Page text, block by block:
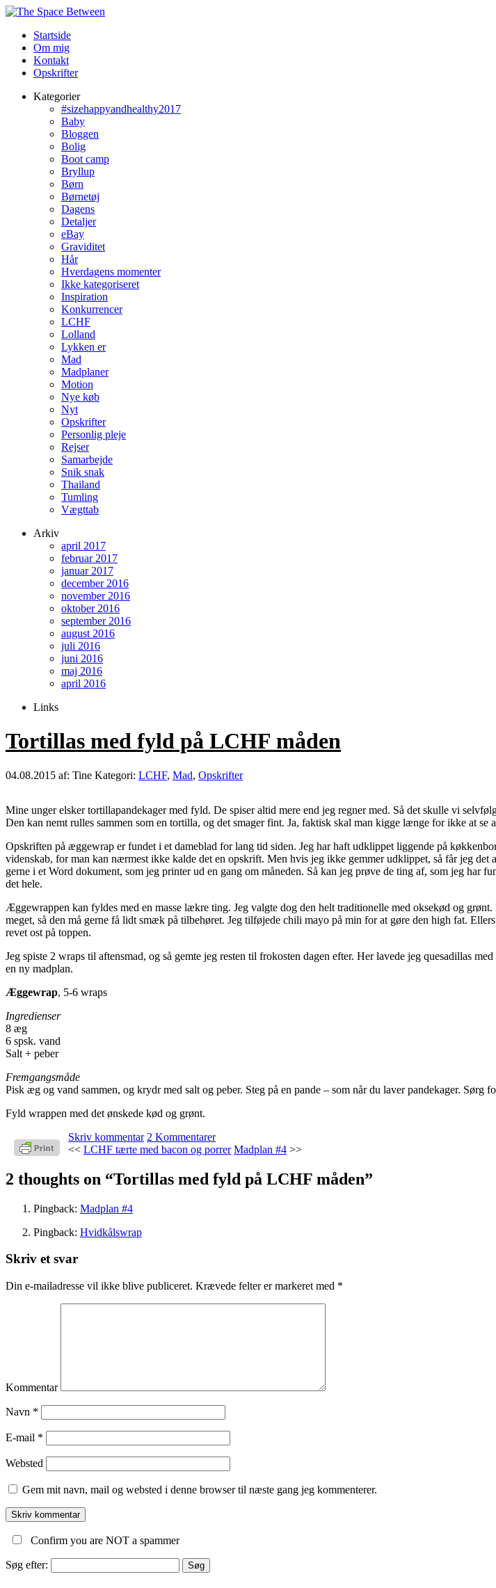
Startside
Om mig
Kontakt
Opskrifter
Kategorier
#sizehappyandhealthy2017
Baby
Bloggen
Bolig
Boot camp
Bryllup
Børn
Børnetøj
Dagens
Detaljer
eBay
Graviditet
Hår
Hverdagens momenter
Ikke kategoriseret
Inspiration
Konkurrencer
LCHF
Lolland
Lykken er
Mad
Madplaner
Motion
Nye køb
Nyt
Opskrifter
Personlig pleje
Rejser
Samarbejde
Snik snak
Thailand
Tumling
Vægttab
Arkiv
april 2017
februar 2017
januar 2017
december 2016
november 2016
oktober 2016
september 2016
august 2016
juli 2016
juni 2016
maj 2016
april 2016
Links
Tortillas med fyld på LCHF måden
04.08.2015 af: Tine Kategori: LCHF, Mad, Opskrifter
Mine unger elsker tortillapandekager med fyld. De spiser altid mere end jeg regner med. Så det skulle vi
Den kan nemt rulles sammen som en tortilla, og det smager fint. Ja, faktisk skal man kigge længe for ikke at se
Opskriften på æggewrap er fundet i et dameblad for lang tid siden. Jeg har haft udklippet liggende på
videnskab, for man kan nærmest ikke kalde det en opskrift. Men hvis jeg ikke gemmer udklippet, så får jeg det
gerne i et Word dokument, som jeg printer ud en gang om måneden. Så kan jeg prøve de ting af, som jeg har
det hele.
Æggewrappen kan fyldes med en masse lækre ting. Jeg valgte dog den helt traditionelle med oksekød og
meget, så den må gerne få lidt smæk på tilbehøret. Jeg tilføjede chili mayo på min for at gøre den high fat.
revet ost på toppen.
Jeg spiste 2 wraps til aftensmad, og så gemte jeg resten til frokosten dagen efter. Her lavede jeg quesadillas
en ny madplan.
Æggewrap, 5-6 wraps
Ingredienser
8 æg
6 spsk. vand
Salt + peber
Fremgangsmåde
Pisk æg og vand sammen, og krydr med salt og peber. Steg på en pande – som når du laver pandekager. Sørg
Fyld wrappen med det ønskede kød og grønt.
Skriv kommentar 2 Kommentarer
<< LCHF tærte med bacon og porrer Madplan #4 >>
2 thoughts on “Tortillas med fyld på LCHF måden”
Pingback: Madplan #4
Pingback: Hvidkålswrap
Skriv et svar
Din e-mailadresse vil ikke blive publiceret. Krævede felter er markeret med *
Kommentar
Navn *
E-mail *
Websted
Gem mit navn, mail og websted i denne browser til næste gang jeg kommenterer.
Confirm you are NOT a spammer
Søg efter: